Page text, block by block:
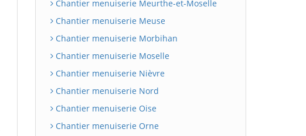
Chantier menuiserie Meurthe-et-Moselle
Chantier menuiserie Meuse
Chantier menuiserie Morbihan
Chantier menuiserie Moselle
Chantier menuiserie Nièvre
Chantier menuiserie Nord
Chantier menuiserie Oise
Chantier menuiserie Orne